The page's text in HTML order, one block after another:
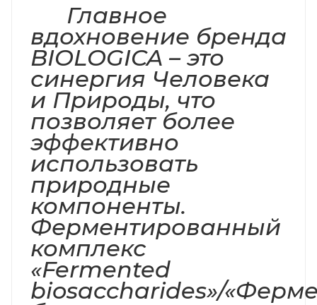
Главное
вдохновение бренда
BIOLOGICA – это
синергия Человека
и Природы, что
позволяет более
эффективно
использовать
природные
компоненты.
Ферментированный
комплекс
«Fermented
biosaccharides»/